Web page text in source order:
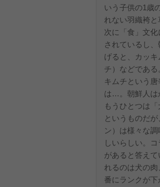
いう子供の1歳
れない羽織袴
次に「食」文
されているし
げると、カッ
チ）などであ
キムチという
は…。朝鮮人は
もうひとつは
というものだ
ン）は様々な
しいらしい。
があると答え
れるのは犬の
番にランクが